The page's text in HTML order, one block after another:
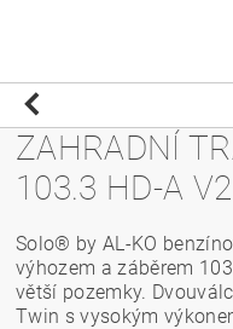
ZAHRADNÍ
103.3 HD-A
Solo® by AL-KO
výhozem a záběrem
větší pozemky.
Twin s vysokým